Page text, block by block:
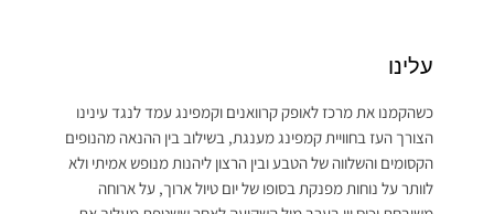
עלינו
כשהקמנו את מרכז לאופק קרוואנים וקמפינג עמד לנגד עינינו
הצורך העז בחוויית קמפינג מענגת, בשילוב בין ההנאה מהנופים
הקסומים והשלווה של הטבע ובין הרצון ליהנות מנופש אמיתי ולא
לוותר על נוחות מפנקת בסופו של יום טיול ארוך, על ארוחה